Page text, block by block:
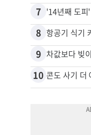
7
8
9
10